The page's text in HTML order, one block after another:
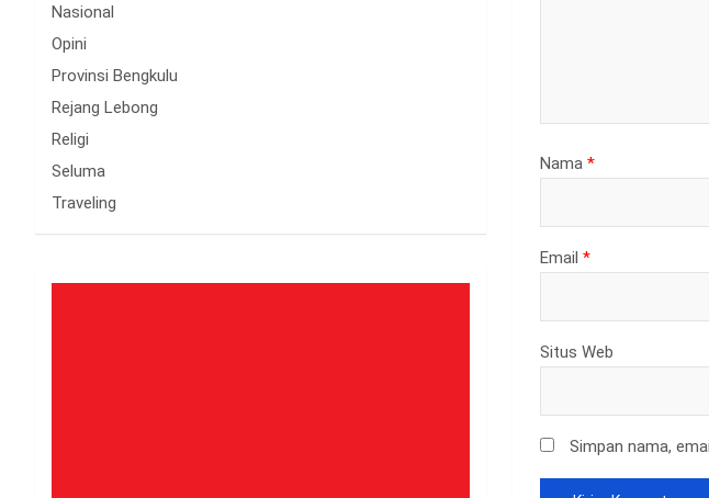
Nama *
Email *
Situs Web
Simpan nama,
Nasional
Opini
Provinsi Bengkulu
Rejang Lebong
Religi
Seluma
Traveling